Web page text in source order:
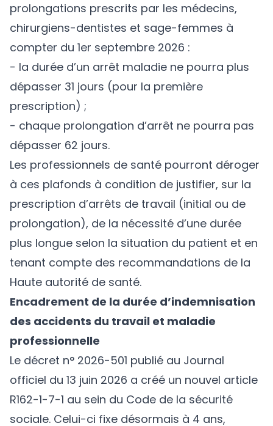
prolongations prescrits par les médecins,
chirurgiens-dentistes et sage-femmes à
compter du 1er septembre 2026 :
- la durée d’un arrêt maladie ne pourra plus
dépasser 31 jours (pour la première
prescription) ;
- chaque prolongation d’arrêt ne pourra pas
dépasser 62 jours.
Les professionnels de santé pourront déroger
à ces plafonds à condition de justifier, sur la
prescription d’arrêts de travail (initial ou de
prolongation), de la nécessité d’une durée
plus longue selon la situation du patient et en
tenant compte des recommandations de la
Haute autorité de santé.
Encadrement de la durée d’indemnisation
des accidents du travail et maladie
professionnelle
Le décret n° 2026-501 publié au Journal
officiel du 13 juin 2026 a créé un nouvel article
R162-1-7-1 au sein du Code de la sécurité
sociale. Celui-ci fixe désormais à 4 ans,